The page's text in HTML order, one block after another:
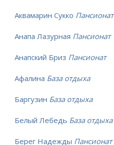
Аквамарин Сукко Пансионат
Анапа Лазурная Пансионат
Анапский Бриз Пансионат
Афалина База отдыха
Баргузин База отдыха
Белый Лебедь База отдыха
Берег Надежды Пансионат